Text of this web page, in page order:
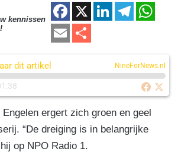
kennissen
F
a
c
e
o
o
k
X
Li
e
n
T
gr
a
m
s
A
E
aile
dit artikel NineForNews.nl
ergert zich groen en geel
“De dreiging is in belangrijke
op NPO Radio 1.